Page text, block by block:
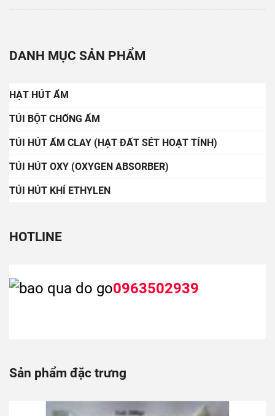
DANH MỤC SẢN PHẨM
HẠT HÚT ẨM
TÚI BỘT CHỐNG ẨM
TÚI HÚT ẨM CLAY (HẠT ĐẤT SÉT HOẠT TÍNH)
TÚI HÚT OXY (OXYGEN ABSORBER)
TÚI HÚT KHÍ ETHYLEN
HOTLINE
0963502939
Sản phẩm đặc trưng